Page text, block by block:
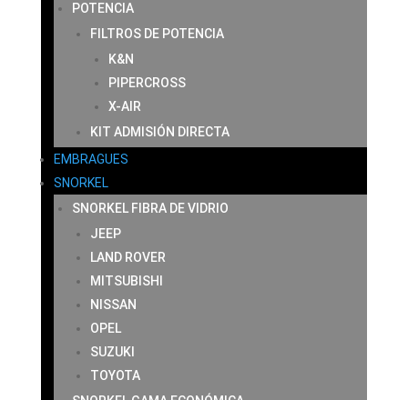
POTENCIA
FILTROS DE POTENCIA
K&N
PIPERCROSS
X-AIR
KIT ADMISIÓN DIRECTA
EMBRAGUES
SNORKEL
SNORKEL FIBRA DE VIDRIO
JEEP
LAND ROVER
MITSUBISHI
NISSAN
OPEL
SUZUKI
TOYOTA